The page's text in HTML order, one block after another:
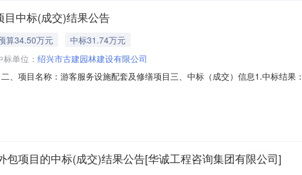
中标(成交)结果公告
算34.50万元
中标31.74万元
标单位： 绍兴市古建园林建设有限公司
、项目名称：游客服务设施配套及修缮项目三、中标（成交）信息1.中标结果
客服务设施配套及修缮项目详见附件详见附件详见附件详见附件五、评标专
项目的中标(成交)结果公告[华诚工程咨询集团有限公司]